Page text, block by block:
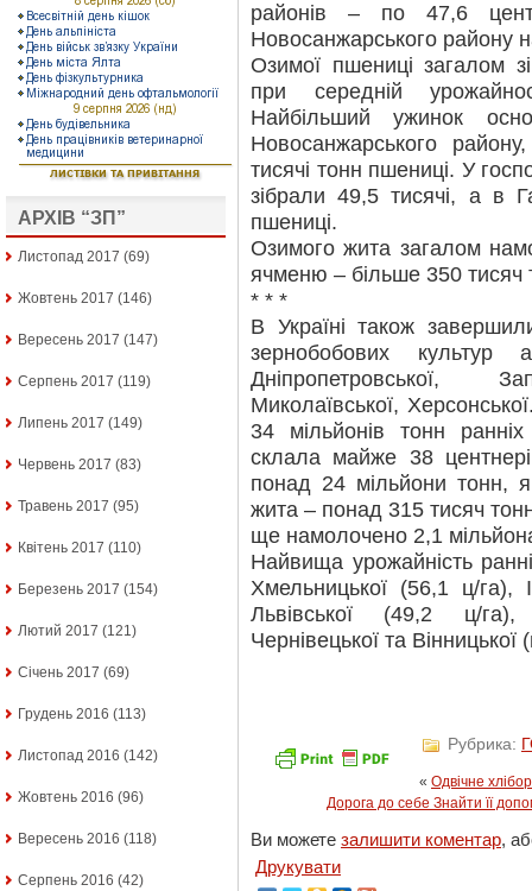
АРХІВ “ЗП”
Листопад 2017 (69)
Жовтень 2017 (146)
Вересень 2017 (147)
Серпень 2017 (119)
Липень 2017 (149)
Червень 2017 (83)
Травень 2017 (95)
Квітень 2017 (110)
Березень 2017 (154)
Лютий 2017 (121)
Січень 2017 (69)
Грудень 2016 (113)
Листопад 2016 (142)
Жовтень 2016 (96)
Вересень 2016 (118)
Серпень 2016 (42)
районів – по 47,6
Новосанжарського району
Озимої пшениці загалом
при середній
Найбільший ужинок
Новосанжарського
тисячі тонн пшениці. У
зібрали 49,5 тисячі, а в
пшениці.
Озимого жита загалом
ячменю – більше 350 тисяч
* * *
В Україні також
зернобобових культур
Дніпропетровської,
Миколаївської,
34 мільйонів тонн
склала майже 38
понад 24 мільйони тонн,
жита – понад 315 тисяч
ще намолочено 2,1
Найвища урожайність
Хмельницької (56,1 ц/га),
Львівської (49,2 ц/
Чернівецької та
Рубрика:
« Одвічне
Дорога до себе Знайти її
Ви можете залишити коментар,
Друкувати